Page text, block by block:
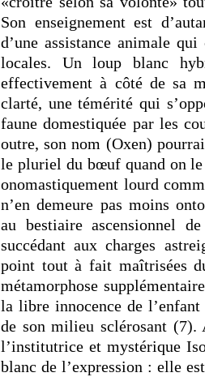
Son enseignement est
d’une assistance animale
locales. Un loup blanc
effectivement à côté de sa
clarté, une témérité qui
faune domestiquée par les
outre, son nom (Oxen)
le pluriel du bœuf quand on
onomastiquement lourd
n’en demeure pas moins
au bestiaire ascensionnel
succédant aux charges
point tout à fait maîtrisées
métamorphose
la libre innocence de
de son milieu sclérosant (7).
l’institutrice et mystérique
blanc de l’expression : elle